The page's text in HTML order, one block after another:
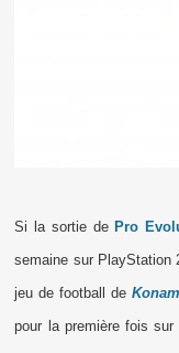
Si la sortie de Pro
semaine sur PlayStation
jeu de football de
pour la première fois